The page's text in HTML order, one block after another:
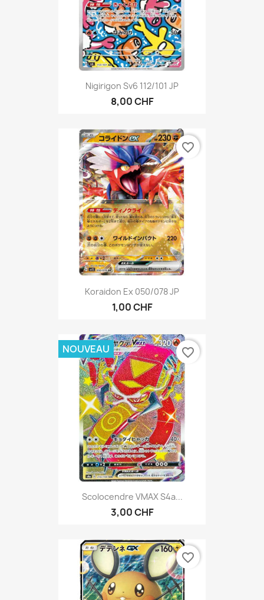
Nigirigon Sv6 112/101 JP
8,00 CHF
Koraidon Ex 050/078 JP
1,00 CHF
favorite_border
Scolocendre VMAX S4a...
3,00 CHF
NOUVEAU favorite_border
favorite_border